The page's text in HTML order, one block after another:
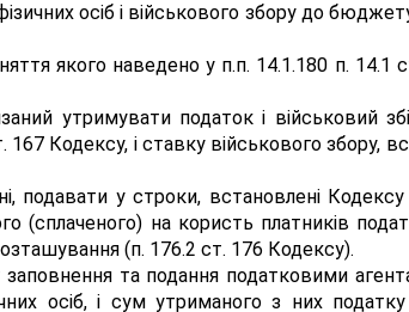
осіб і військового збору до
якого наведено у п.п. 14.1.180 п. 14.1
утримувати податок і військовий
Кодексу, і ставку військового збору,
подавати у строки, встановлені
(сплаченого) на користь платників
(п. 176.2 ст. 176 Кодексу).
та подання податковими
осіб, і сум утриманого з них